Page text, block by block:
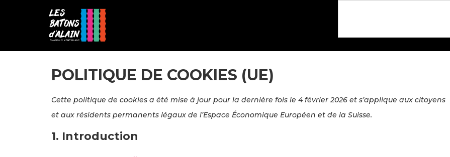
POLITIQUE DE COOKIES (UE)
Cette politique de cookies a été mise à jour pour la dernière fois le 4 février 2026 et s’applique aux citoyens
et aux résidents permanents légaux de l’Espace Économique Européen et de la Suisse.
1. Introduction